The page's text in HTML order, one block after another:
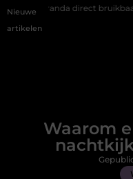
Nieuwe
artikelen
bruikbaar De juiste
Waarom